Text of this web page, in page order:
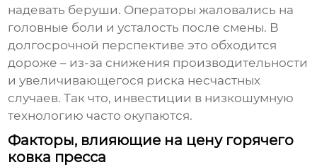
надевать беруши. Операторы жаловались на
головные боли и усталость после смены. В
долгосрочной перспективе это обходится
дороже – из-за снижения производительности
и увеличивающегося риска несчастных
случаев. Так что, инвестиции в низкошумную
технологию часто окупаются.
Факторы, влияющие на цену горячего
ковка пресса